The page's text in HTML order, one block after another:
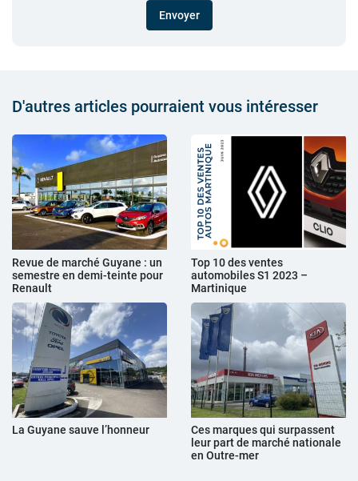
Envoyer
D'autres articles pourraient vous intéresser
Revue de marché Guyane : un
semestre en demi-teinte pour
Renault
Top 10 des ventes
automobiles S1 2023 –
Martinique
La Guyane sauve l’honneur
Ces marques qui surpassent
leur part de marché nationale
en Outre-mer